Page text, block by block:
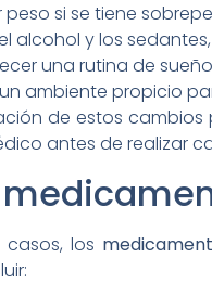
peso si se tiene
alcohol y los
una rutina de
ambiente propicio
de estos
antes de realizar
casos, los